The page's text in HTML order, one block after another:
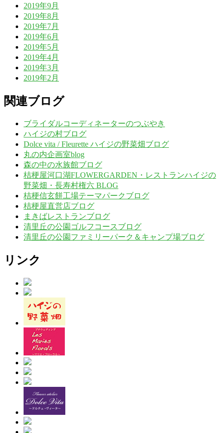
2019年9月
2019年8月
2019年7月
2019年6月
2019年5月
2019年4月
2019年3月
2019年2月
関連ブログ
ブライダルコーディネーターのつぶやき
ハイジの村ブログ
Dolce vita / Fleurette ハイジの野菜畑ブログ
丸の内企画室blog
森の中の水族館ブログ
桔梗屋河口湖FLOWERGARDEN・レストランハイジの
野菜畑・長寿村権六 BLOG
桔梗信玄餅工場テーマパークブログ
桔梗屋直営店ブログ
まきばレストランブログ
清里丘の公園ゴルフコースブログ
清里丘の公園ファミリーパーク＆キャンプ場ブログ
リンク